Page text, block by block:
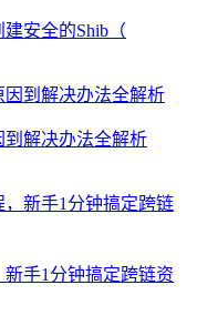
安全的Shib（
解决办法全解析
手1分钟搞定跨链资